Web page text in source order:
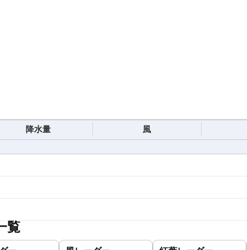
降水量 風
覧